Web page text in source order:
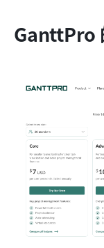
GanttPro